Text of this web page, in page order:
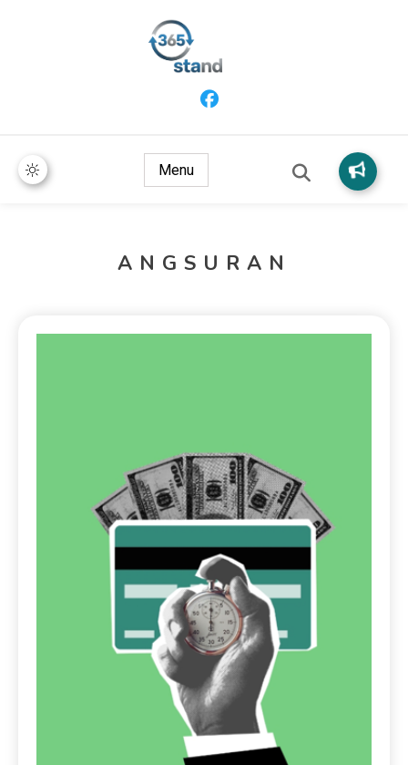
Menu
ANGSURAN